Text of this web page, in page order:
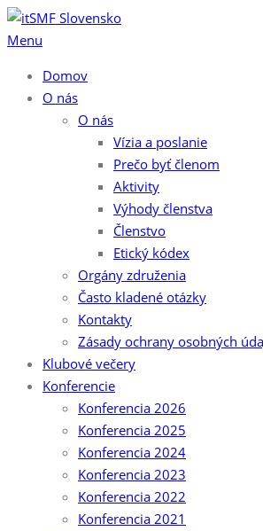
Preskočiť
na
Menu
Domov
O nás
O nás
Vízia a poslanie
Prečo byť členom
Aktivity
Výhody členstva
Členstvo
Etický kódex
Orgány združenia
Často kladené otázky
Kontakty
Zásady ochrany osobných
Klubové večery
Konferencie
Konferencia 2026
Konferencia 2025
Konferencia 2024
Konferencia 2023
Konferencia 2022
Konferencia 2021